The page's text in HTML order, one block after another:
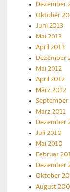
Dezember
Oktober
Juni 2013
Mai 2013
April 2013
Dezember
Mai 2012
April 2012
März 2012
September
März 2011
Dezember
Juli 2010
Mai 2010
Februar
Dezember
Oktober
August